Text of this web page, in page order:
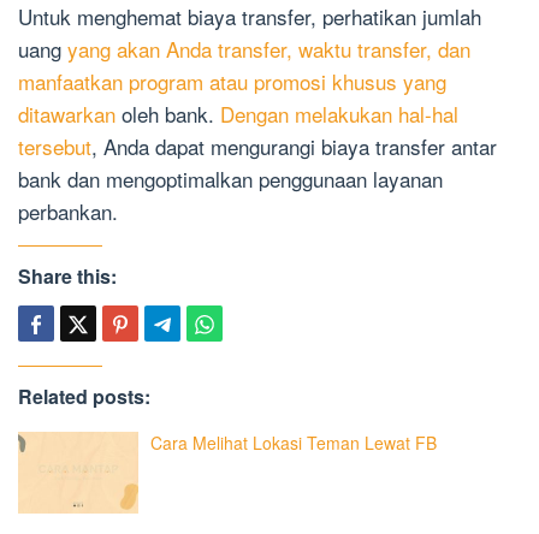
Untuk menghemat biaya transfer, perhatikan jumlah
uang yang akan Anda transfer, waktu transfer, dan
manfaatkan program atau promosi khusus yang
ditawarkan oleh bank. Dengan melakukan hal-hal
tersebut, Anda dapat mengurangi biaya transfer antar
bank dan mengoptimalkan penggunaan layanan
perbankan.
Share this:
Related posts:
Cara Melihat Lokasi Teman Lewat FB